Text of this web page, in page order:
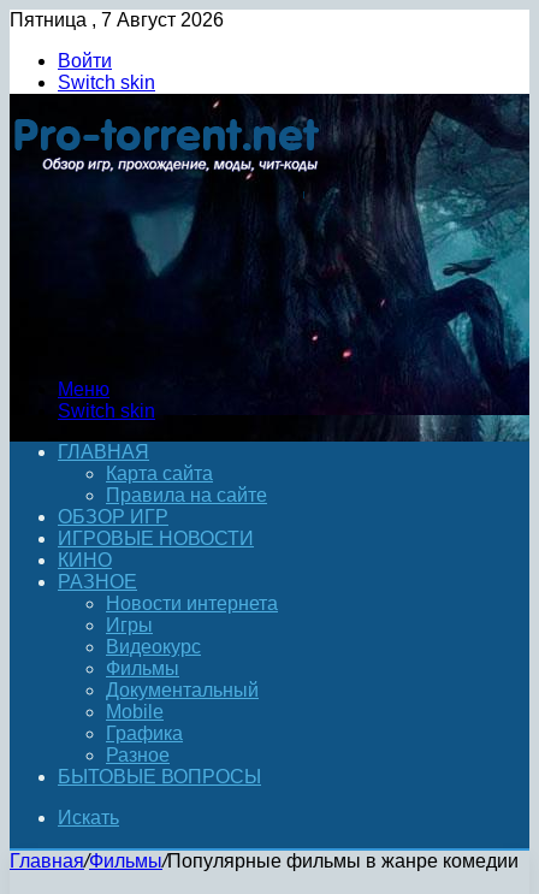
Пятница , 7 Август 2026
Войти
Switch skin
Меню
Switch skin
ГЛАВНАЯ
Карта сайта
Правила на сайте
ОБЗОР ИГР
ИГРОВЫЕ НОВОСТИ
КИНО
РАЗНОЕ
Новости интернета
Игры
Видеокурс
Фильмы
Документальный
Mobile
Графика
Разное
БЫТОВЫЕ ВОПРОСЫ
Искать
Главная/Фильмы/Популярные фильмы в жанре комедии